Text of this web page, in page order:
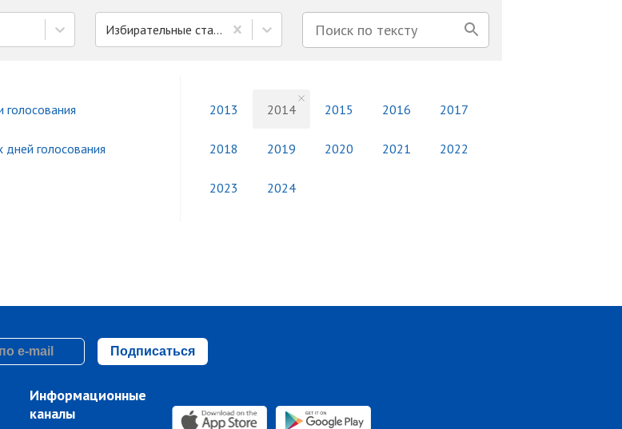
Избирательные стандарты
голосования
2013 2014 2015 2016 2017
2018 2019 2020 2021 2022
2023 2024
Подписаться
Информационные
каналы